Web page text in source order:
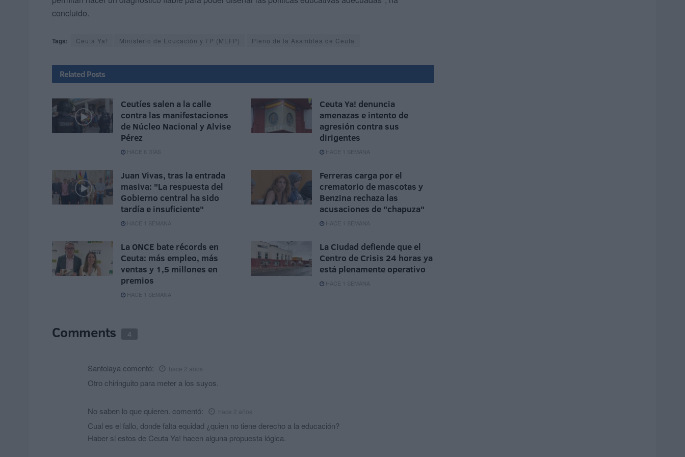
concluido.
Tags: Ceuta Ya! Ministerio de Educación y FP (MEFP) Pleno de la Asamblea de Ceuta
Related Posts
Ceutíes salen a la calle
contra las manifestaciones
de Núcleo Nacional y Alvise
Pérez
HACE 6 DÍAS
Ceuta Ya! denuncia
amenazas e intento de
agresión contra sus
dirigentes
HACE 1 SEMANA
Juan Vivas, tras la entrada
masiva: "La respuesta del
Gobierno central ha sido
tardía e insuficiente"
HACE 1 SEMANA
Ferreras carga por el
crematorio de mascotas y
Benzina rechaza las
acusaciones de "chapuza"
HACE 1 SEMANA
La ONCE bate récords en
Ceuta: más empleo, más
ventas y 1,5 millones en
premios
HACE 1 SEMANA
La Ciudad defiende que el
Centro de Crisis 24 horas ya
está plenamente operativo
HACE 1 SEMANA
Comments 4
Santolaya comentó: hace 2 años
Otro chiringuito para meter a los suyos.
No saben lo que quieren. comentó: hace 2 años
Cual es el fallo, donde falta equidad ¿quien no tiene derecho a la educación?
Haber si estos de Ceuta Ya! hacen alguna propuesta lógica.